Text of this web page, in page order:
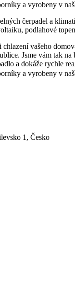
a vyrobeny v
čerpadel a
podlahové
vašeho
Jsme vám tak
a dokáže rychle
a vyrobeny v
1, Česko